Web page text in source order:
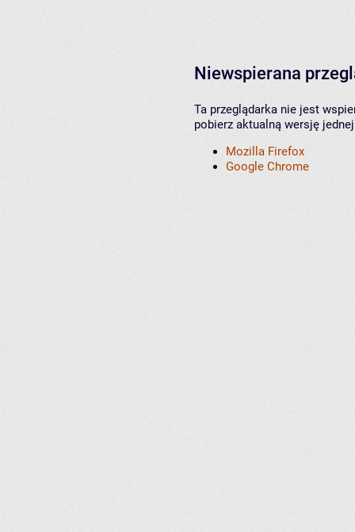
Niewspierana
Ta przeglądarka nie jest
pobierz aktualną wersję
Mozilla Firefox
Google Chrome